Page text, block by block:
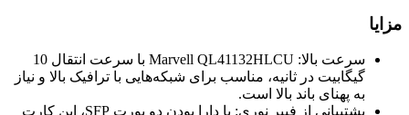
مزایا
سرعت بالا: Marvell QL41132HLCU با سرعت انتقال 10
گیگابیت در ثانیه، مناسب برای شبکه‌هایی با ترافیک بالا و نیاز
به پهنای باند بالا است.
پشتیبانی از فیبر نوری: با دارا بودن دو پورت SFP، این کارت